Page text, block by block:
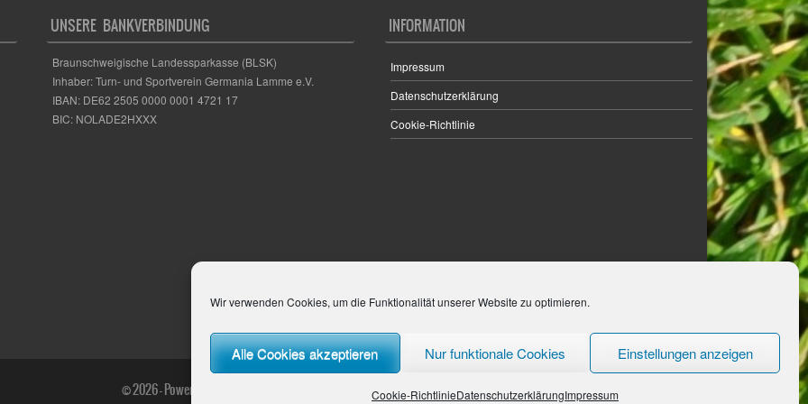
Wir verwenden Cookies, um die Funktionalität unserer Website zu optimieren.
Alle Cookies akzeptieren Nur funktionale Cookies Einstellungen anzeigen
Cookie-RichtlinieDatenschutzerklärungImpressum
UNSERE BANKVERBINDUNG
Braunschweigische Landessparkasse (BLSK)
Inhaber: Turn- und Sportverein Germania Lamme e.V.
IBAN: DE62 2505 0000 0001 4721 17
BIC: NOLADE2HXXX
INFORMATION
Impressum
Datenschutzerklärung
Cookie-Richtlinie
© 2026 - Powered von